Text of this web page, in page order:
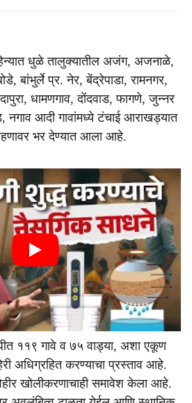
धुळे तालुक्यातील अजंग, अजनाळे,
बांभुर्ले प्र. नेर, बेंद्रेपाडा, रामनगर,
धामणगाव, दोंदवाड, फागणे, जुन्नर
नगाव आदी गावांमध्ये टंचाई आराखड्यात
भर देण्यात आला आहे.
११९ गावे व ७५ वाड्या, अशा एकूण
अधिग्रहित करण्याचा प्रस्ताव आहे.
खोलीकरणाचाही समावेश केला आहे.